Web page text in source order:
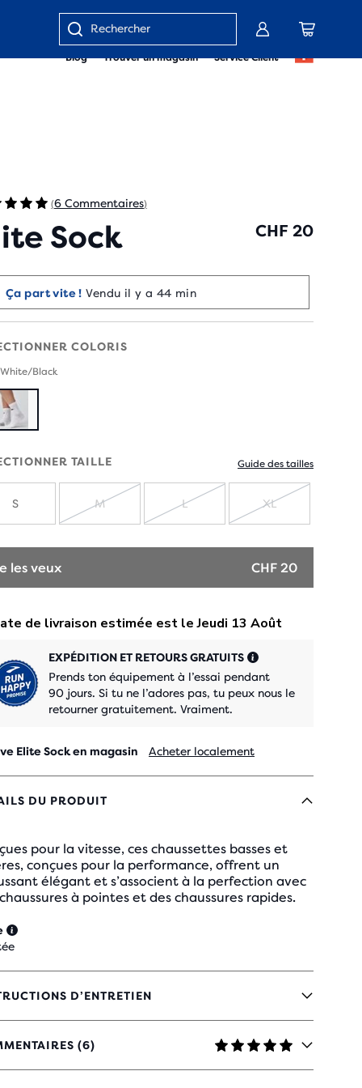
Blog Trouver un magasin Service Client
Saisir
(6 Commentaires)
Sock CHF 20
Ça part vite ! Vendu il y a 44 min
COLORIS
Black
TAILLE Guide des tailles
S
ÉPUISÉ
M
ÉPUISÉ
L XL
les veux CHF 20
EXPÉDITION ET RETOURS GRATUITS
Prends ton équipement à l’essai pendant
90 jours. Si tu ne l’adores pas, tu peux nous le
retourner gratuitement. Vraiment.
Elite Sock en magasin Acheter localement
DU PRODUIT
pour la vitesse, ces chaussettes basses et
conçues pour la performance, offrent un
élégant et s’associent à la perfection avec
à pointes et des chaussures rapides.
D’ENTRETIEN
(6)